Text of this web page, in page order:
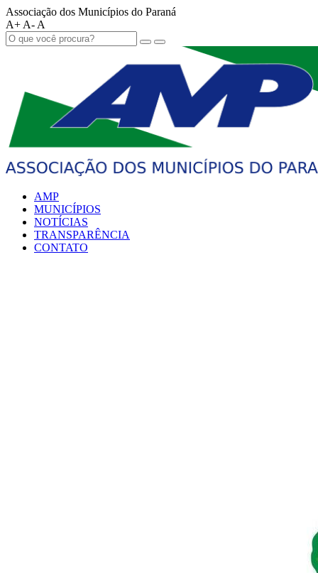
Associação dos Municípios do Paraná
A+ A- A
AMP
MUNICÍPIOS
NOTÍCIAS
TRANSPARÊNCIA
CONTATO